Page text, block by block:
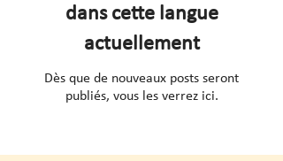
dans cette langue
actuellement
Dès que de nouveaux posts seront
publiés, vous les verrez ici.